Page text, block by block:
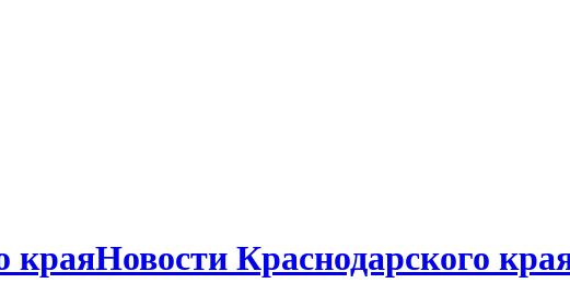
Новости Краснодарского